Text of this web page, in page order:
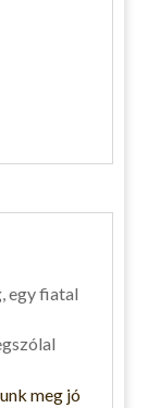
egy fiatal
meg jó